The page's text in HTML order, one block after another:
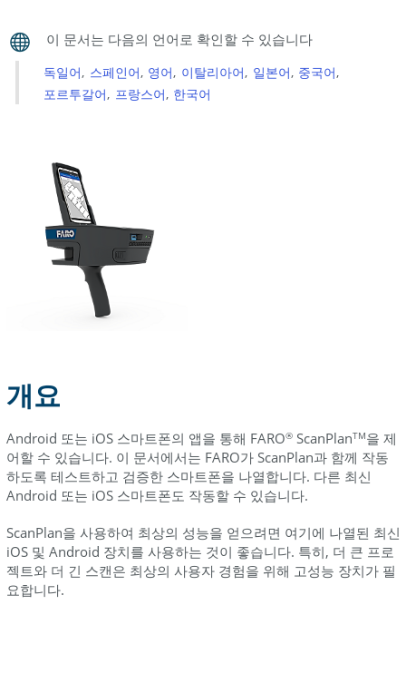
스
마
휴
대
폰
Asus
Google
Huawei
Global)
OnePlus
Sony
Xiaomi
독일어 스페인어 영어 이탈리아어 일본어 중국어
포르투갈어 프랑스어 한국어
개요
Android 또는 iOS 스마트폰의 앱을 통해 FARO®ScanPlanTM을 제
어할 수 있습니다. 이 문서에서는 FARO가 ScanPlan과 함께 작동
하도록 테스트하고 검증한 스마트폰을 나열합니다. 다른 최신
Android 또는 iOS 스마트폰도 작동할 수 있습니다.
ScanPlan을 사용하여 최상의 성능을 얻으려면 여기에 나열된 최신
iOS 및 Android 장치를 사용하는 것이 좋습니다. 특히, 더 큰 프로
젝트와 더 긴 스캔은 최상의 사용자 경험을 위해 고성능 장치가 필
요합니다.